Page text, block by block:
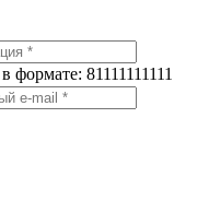
формате: 81111111111